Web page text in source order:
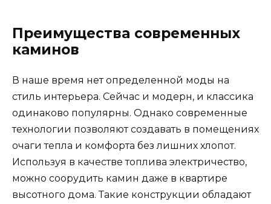
Преимущества современных
каминов
В наше время нет определенной моды на
стиль интерьера. Сейчас и модерн, и классика
одинаково популярны. Однако современные
технологии позволяют создавать в помещениях
очаги тепла и комфорта без лишних хлопот.
Используя в качестве топлива электричество,
можно соорудить камин даже в квартире
высотного дома. Такие конструкции обладают